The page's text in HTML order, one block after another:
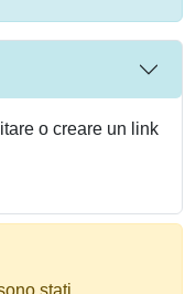
o creare un link
stati